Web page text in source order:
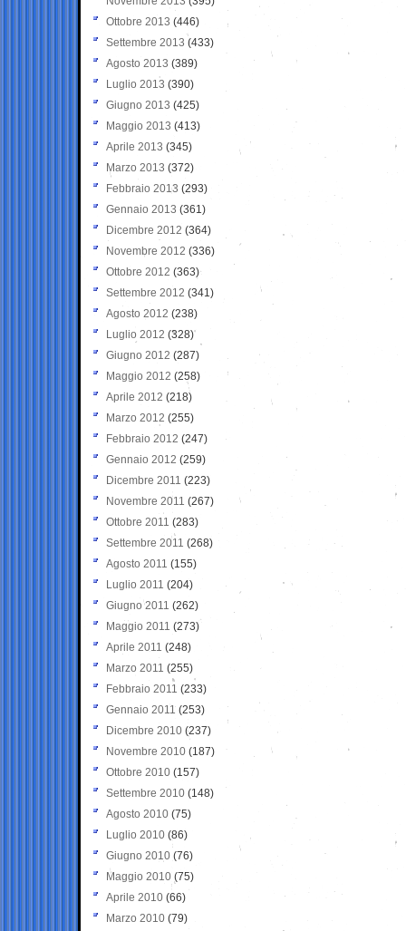
Ottobre 2013 (446)
Settembre 2013 (433)
Agosto 2013 (389)
Luglio 2013 (390)
Giugno 2013 (425)
Maggio 2013 (413)
Aprile 2013 (345)
Marzo 2013 (372)
Febbraio 2013 (293)
Gennaio 2013 (361)
Dicembre 2012 (364)
Novembre 2012 (336)
Ottobre 2012 (363)
Settembre 2012 (341)
Agosto 2012 (238)
Luglio 2012 (328)
Giugno 2012 (287)
Maggio 2012 (258)
Aprile 2012 (218)
Marzo 2012 (255)
Febbraio 2012 (247)
Gennaio 2012 (259)
Dicembre 2011 (223)
Novembre 2011 (267)
Ottobre 2011 (283)
Settembre 2011 (268)
Agosto 2011 (155)
Luglio 2011 (204)
Giugno 2011 (262)
Maggio 2011 (273)
Aprile 2011 (248)
Marzo 2011 (255)
Febbraio 2011 (233)
Gennaio 2011 (253)
Dicembre 2010 (237)
Novembre 2010 (187)
Ottobre 2010 (157)
Settembre 2010 (148)
Agosto 2010 (75)
Luglio 2010 (86)
Giugno 2010 (76)
Maggio 2010 (75)
Aprile 2010 (66)
Marzo 2010 (79)